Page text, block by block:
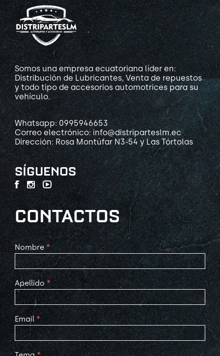
Somos una empresa ecuatoriana líder en:
Distribución de Lubricantes, Venta de repuestos
y todo tipo de accesorios automotrices para su
vehículo.
Whatsapp: 0995946653
Correo electrónico: info@distriparteslm.ec
Dirección: Rosa Montúfar N3-54 y Las Tórtolas
SÍGUENOS
CONTACTOS
Contact
Us
Nombre *
Apellido *
Email *